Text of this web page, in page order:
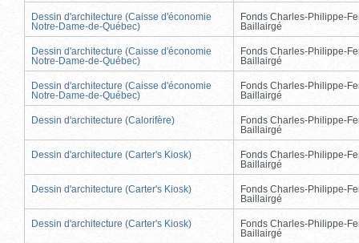
Dessin d'architecture (Caisse d'économie
Notre-Dame-de-Québec)
Fonds Charles-Philippe-
Baillairgé
Dessin d'architecture (Caisse d'économie
Notre-Dame-de-Québec)
Fonds Charles-Philippe-
Baillairgé
Dessin d'architecture (Caisse d'économie
Notre-Dame-de-Québec)
Fonds Charles-Philippe-
Baillairgé
Dessin d'architecture (Calorifère)
Fonds Charles-Philippe-
Baillairgé
Dessin d'architecture (Carter's Kiosk)
Fonds Charles-Philippe-
Baillairgé
Dessin d'architecture (Carter's Kiosk)
Fonds Charles-Philippe-
Baillairgé
Dessin d'architecture (Carter's Kiosk)
Fonds Charles-Philippe-
Baillairgé